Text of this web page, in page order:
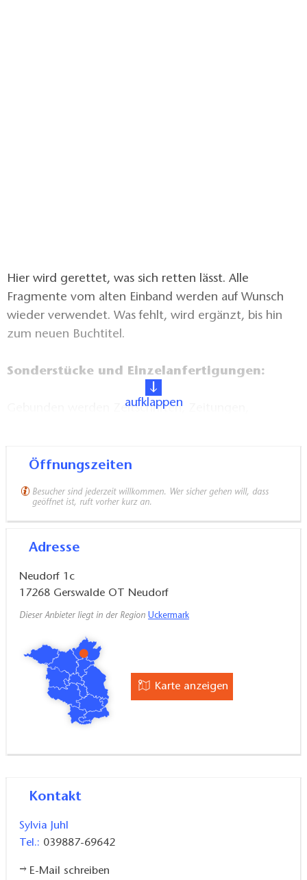
Hier wird gerettet, was sich retten lässt. Alle
Fragmente vom alten Einband werden auf Wunsch
wieder verwendet. Was fehlt, wird ergänzt, bis hin
zum neuen Buchtitel.
Sonderstücke und Einzelanfertigungen:
Gebunden werden Zeitschriften, Zeitungen,
Sammelboxen, Poesiealben, Schmuckkassetten,
Mappen, Fotoalben, Gästebücher,
Buchbindekurse
Pro Tag inklusive bis zu 5 Personen: 600,- EUR
Ihr könnt einen Tag oder mehrere Tage buchen. Auf
dem Grundstück in der Uckermark gibt es zudem die
Besucher sind jederzeit willkommen, es gibt
Wer sicher gehen will, dass geöffnet ist, ruft
aufklappen
Öffnungszeiten
Besucher sind jederzeit willkommen. Wer sicher gehen will, dass
geöffnet ist, ruft vorher kurz an.
Adresse
Neudorf 1c
17268 Gerswalde OT Neudorf
Dieser Anbieter liegt in der Region Uckermark
Karte anzeigen
Kontakt
Sylvia Juhl
Tel.: 039887-69642
E-Mail schreiben